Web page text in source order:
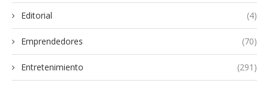
Editorial (4)
Emprendedores (70)
Entretenimiento (291)